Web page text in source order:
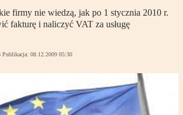
firmy nie wiedzą, jak po 1 stycznia 2010 r.
fakturę i naliczyć VAT za usługę
Publikacja: 08.12.2009 05:30